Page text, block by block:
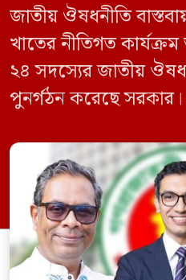
জাতীয় ঔষধনীতি
খাতের নীতিগত
২৪ সদস্যের জাতীয়
পুনর্গঠন করেছে
কল্যাণমন্ত্রী এবং সদস্য
পরিবার কল্যাণ
স্বাস্থ্য প্রতিমন্ত্রী,
কর্তৃপক্ষ (বিডা)-এর
জাতীয় […]